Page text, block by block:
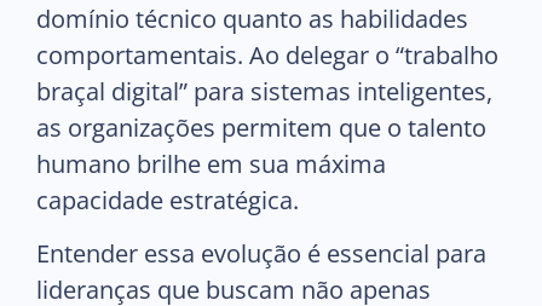
domínio técnico quanto as habilidades
comportamentais. Ao delegar o “trabalho
braçal digital” para sistemas inteligentes,
as organizações permitem que o talento
humano brilhe em sua máxima
capacidade estratégica.
Entender essa evolução é essencial para
lideranças que buscam não apenas